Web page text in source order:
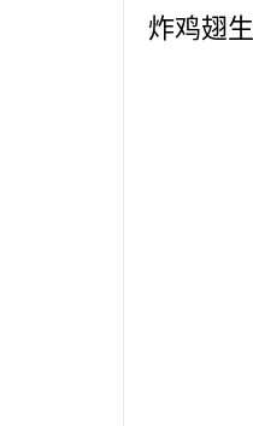
炸鸡翅